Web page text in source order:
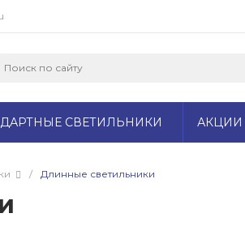
СВЕТИЛЬНИКИ АКЦИИ
/ Длинные светильники